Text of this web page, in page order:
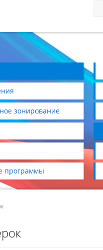
зонирование
программы